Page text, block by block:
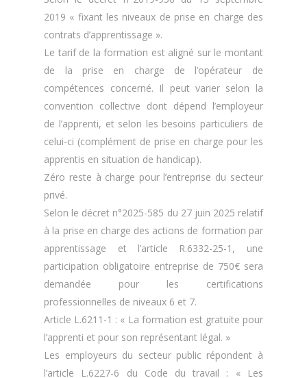
2019 « fixant les niveaux de prise en charge des
contrats d’apprentissage ».
Le tarif de la formation est aligné sur le montant
de la prise en charge de l’opérateur de
compétences concerné. Il peut varier selon la
convention collective dont dépend l’employeur
de l’apprenti, et selon les besoins particuliers de
celui-ci (complément de prise en charge pour les
apprentis en situation de handicap).
Zéro reste à charge pour l’entreprise du secteur
privé.
Selon le décret n°2025-585 du 27 juin 2025 relatif
à la prise en charge des actions de formation par
apprentissage et l’article R.6332-25-1, une
participation obligatoire entreprise de 750€ sera
demandée pour les certifications
professionnelles de niveaux 6 et 7.
Article L.6211-1 : « La formation est gratuite pour
l’apprenti et pour son représentant légal. »
Les employeurs du secteur public répondent à
l’article L.6227-6 du Code du travail : « Les